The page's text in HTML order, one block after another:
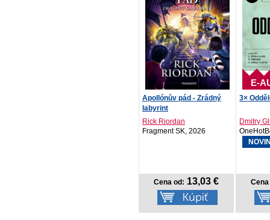
Apollónův pád - Zrádný
labyrint
Rick Riordan
Fragment SK, 2026
Cena od: 13,03 €
E-
3×
Dmitry